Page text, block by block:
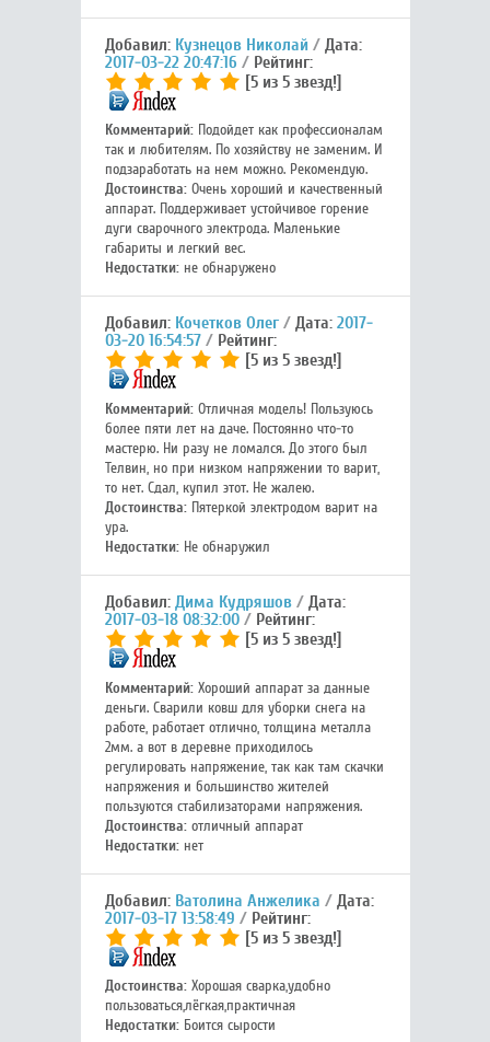
Добавил: Кузнецов Николай Дата:
2017-03-22 20:47:16
Рейтинг:
[5 из 5 звезд!]
Комментарий:Подойдет как профессионалам
так и любителям. По хозяйству не заменим. И
подзаработать на нем можно. Рекомендую.
Достоинства:Очень хороший и качественный
аппарат. Поддерживает устойчивое горение
дуги сварочного электрода. Маленькие
габариты и легкий вес.
Недостатки:не обнаружено
Добавил: Кочетков Олег Дата: 2017-
03-20 16:54:57
Рейтинг:
[5 из 5 звезд!]
Комментарий:Отличная модель! Пользуюсь
более пяти лет на даче. Постоянно что-то
мастерю. Ни разу не ломался. До этого был
Телвин, но при низком напряжении то варит,
то нет. Сдал, купил этот. Не жалею.
Достоинства:Пятеркой электродом варит на
ура.
Недостатки:Не обнаружил
Добавил: Дима Кудряшов Дата:
2017-03-18 08:32:00
Рейтинг:
[5 из 5 звезд!]
Комментарий:Хороший аппарат за данные
деньги. Сварили ковш для уборки снега на
работе, работает отлично, толщина металла
2мм. а вот в деревне приходилось
регулировать напряжение, так как там скачки
напряжения и большинство жителей
пользуются стабилизаторами напряжения.
Достоинства:отличный аппарат
Недостатки:нет
Добавил: Ватолина Анжелика Дата:
2017-03-17 13:58:49
Рейтинг:
[5 из 5 звезд!]
Достоинства:Хорошая сварка,удобно
пользоваться,лёгкая,практичная
Недостатки:Боится сырости